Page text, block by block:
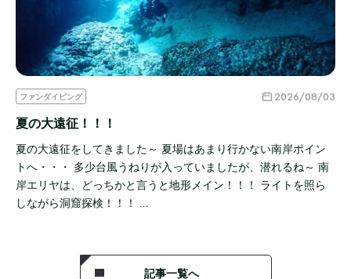
ファンダイビング 2026/08/03
夏の大遠征！！！
夏の大遠征をしてきました～ 夏場はあまり行かない南岸ポイン
トへ・・・ 多少台風うねりが入っていましたが、潜れるね～ 南
岸エリヤは、どっちかと言うと地形メイン！！！ ライトを照ら
しながら洞窟探検！！！ …
記事一覧へ